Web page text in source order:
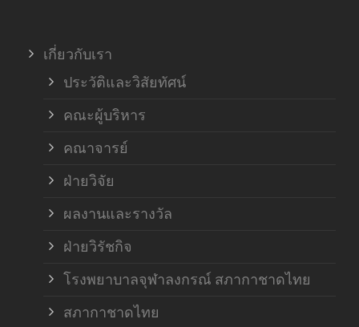
เกี่ยวกับเรา
ประวัติและวิสัยทัศน์
คณะผู้บริหาร
คณาจารย์
ฝ่ายวิจัย
ผลงานและรางวัล
ฝ่ายวิรัชกิจ
โรงพยาบาลจุฬาลงกรณ์ สภากาชาดไทย
สภากาชาดไทย